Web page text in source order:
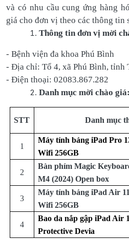
và có nhu cầu cung ứng hàng
giá cho đơn vị theo các thông tin
Thông tin đơn vị mời
- Bệnh viện đa khoa Phú Bình
- Địa chỉ: Tổ 4, xã Phú Bình, tỉnh
- Điện thoại: 02083.867.282
Danh mục mời chào giá:
STT Danh mục
1
Máy tính bảng iPad Pro
Wifi 256GB
2
Bàn phím Magic
M4 (2024) Open box
3
Máy tính bảng iPad Air
Wifi 256GB
4
Bao da nắp gập iPad Air
Protective Devia